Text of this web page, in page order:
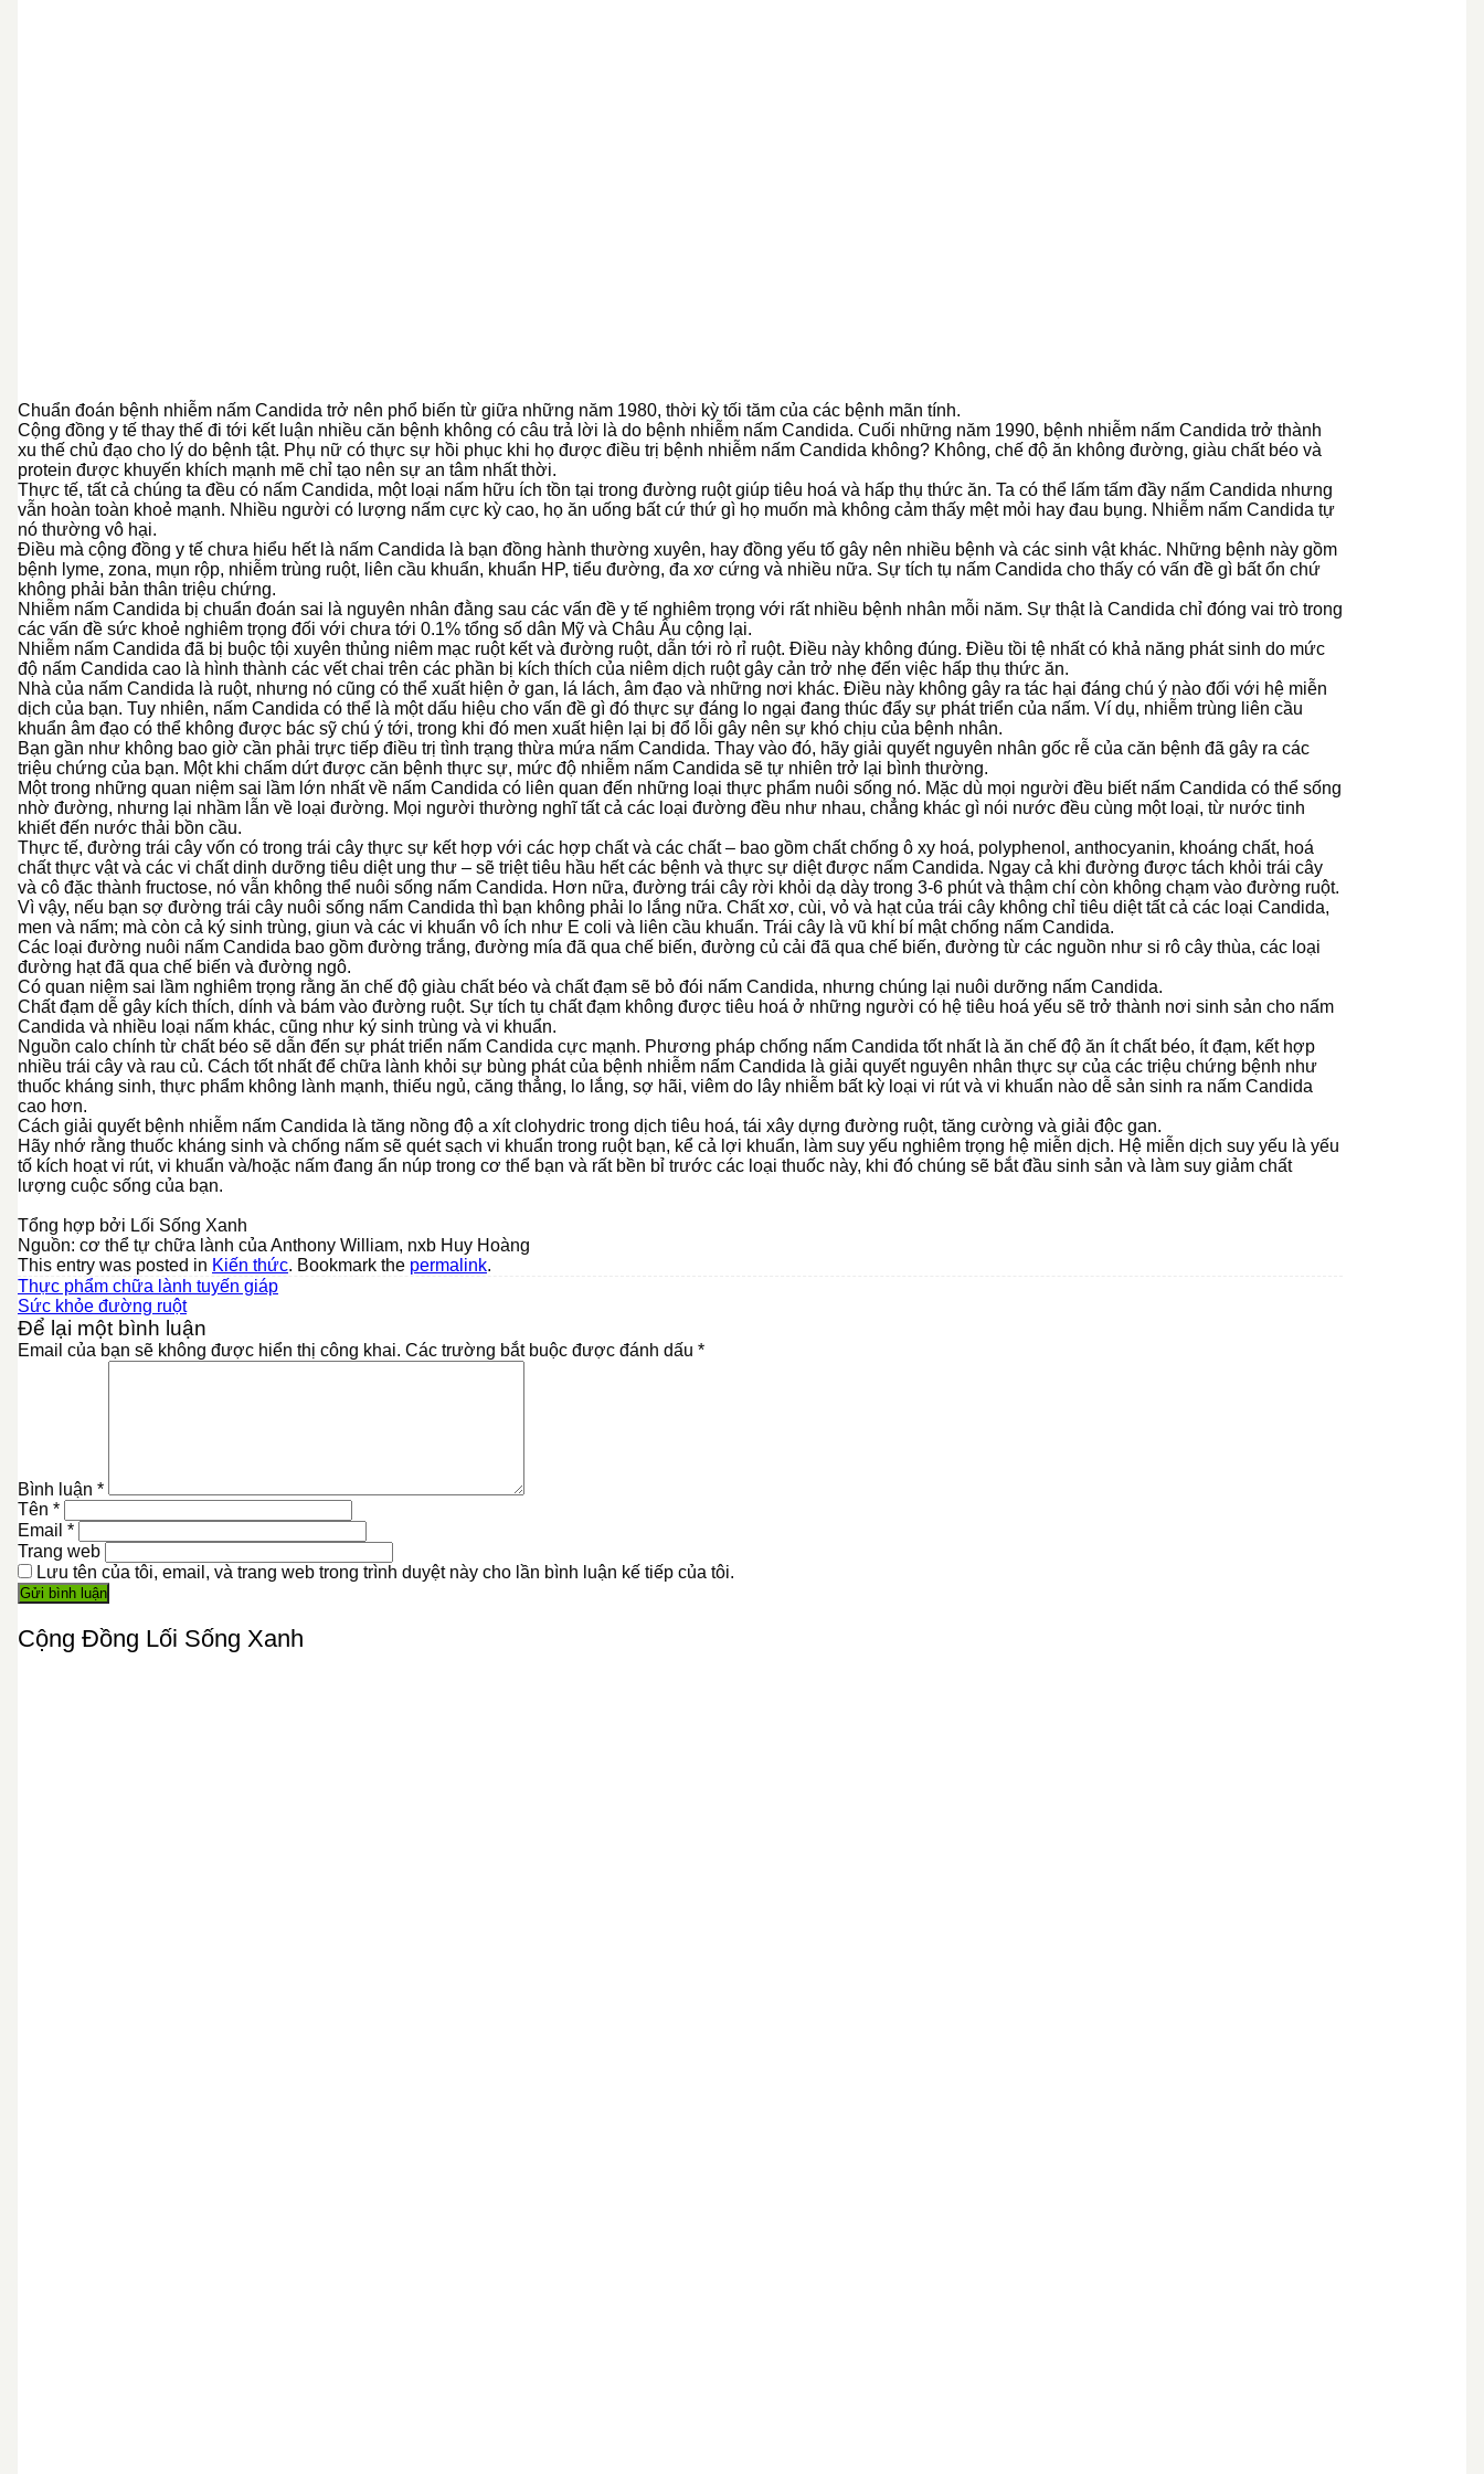
Chuẩn đoán bệnh nhiễm nấm Candida trở nên phổ biến từ giữa những năm 1980, thời kỳ tối tăm của các bệnh mãn tính.
Cộng đồng y tế thay thế đi tới kết luận nhiều căn bệnh không có câu trả lời là do bệnh nhiễm nấm Candida. Cuối những năm 1990, bệnh nhiễm nấm Candida trở thành
xu thế chủ đạo cho lý do bệnh tật. Phụ nữ có thực sự hồi phục khi họ được điều trị bệnh nhiễm nấm Candida không? Không, chế độ ăn không đường, giàu chất béo và
protein được khuyến khích mạnh mẽ chỉ tạo nên sự an tâm nhất thời.
Thực tế, tất cả chúng ta đều có nấm Candida, một loại nấm hữu ích tồn tại trong đường ruột giúp tiêu hoá và hấp thụ thức ăn. Ta có thể lấm tấm đầy nấm Candida nhưng
vẫn hoàn toàn khoẻ mạnh. Nhiều người có lượng nấm cực kỳ cao, họ ăn uống bất cứ thứ gì họ muốn mà không cảm thấy mệt mỏi hay đau bụng. Nhiễm nấm Candida tự
nó thường vô hại.
Điều mà cộng đồng y tế chưa hiểu hết là nấm Candida là bạn đồng hành thường xuyên, hay đồng yếu tố gây nên nhiều bệnh và các sinh vật khác. Những bệnh này gồm
bệnh lyme, zona, mụn rộp, nhiễm trùng ruột, liên cầu khuẩn, khuẩn HP, tiểu đường, đa xơ cứng và nhiều nữa. Sự tích tụ nấm Candida cho thấy có vấn đề gì bất ổn chứ
không phải bản thân triệu chứng.
Nhiễm nấm Candida bị chuẩn đoán sai là nguyên nhân đằng sau các vấn đề y tế nghiêm trọng với rất nhiều bệnh nhân mỗi năm. Sự thật là Candida chỉ đóng vai trò trong
các vấn đề sức khoẻ nghiêm trọng đối với chưa tới 0.1% tổng số dân Mỹ và Châu Âu cộng lại.
Nhiễm nấm Candida đã bị buộc tội xuyên thủng niêm mạc ruột kết và đường ruột, dẫn tới rò rỉ ruột. Điều này không đúng. Điều tồi tệ nhất có khả năng phát sinh do mức
độ nấm Candida cao là hình thành các vết chai trên các phần bị kích thích của niêm dịch ruột gây cản trở nhẹ đến việc hấp thụ thức ăn.
Nhà của nấm Candida là ruột, nhưng nó cũng có thể xuất hiện ở gan, lá lách, âm đạo và những nơi khác. Điều này không gây ra tác hại đáng chú ý nào đối với hệ miễn
dịch của bạn. Tuy nhiên, nấm Candida có thể là một dấu hiệu cho vấn đề gì đó thực sự đáng lo ngại đang thúc đẩy sự phát triển của nấm. Ví dụ, nhiễm trùng liên cầu
khuẩn âm đạo có thể không được bác sỹ chú ý tới, trong khi đó men xuất hiện lại bị đổ lỗi gây nên sự khó chịu của bệnh nhân.
Bạn gần như không bao giờ cần phải trực tiếp điều trị tình trạng thừa mứa nấm Candida. Thay vào đó, hãy giải quyết nguyên nhân gốc rễ của căn bệnh đã gây ra các
triệu chứng của bạn. Một khi chấm dứt được căn bệnh thực sự, mức độ nhiễm nấm Candida sẽ tự nhiên trở lại bình thường.
Một trong những quan niệm sai lầm lớn nhất về nấm Candida có liên quan đến những loại thực phẩm nuôi sống nó. Mặc dù mọi người đều biết nấm Candida có thể sống
nhờ đường, nhưng lại nhầm lẫn về loại đường. Mọi người thường nghĩ tất cả các loại đường đều như nhau, chẳng khác gì nói nước đều cùng một loại, từ nước tinh
khiết đến nước thải bồn cầu.
Thực tế, đường trái cây vốn có trong trái cây thực sự kết hợp với các hợp chất và các chất – bao gồm chất chống ô xy hoá, polyphenol, anthocyanin, khoáng chất, hoá
chất thực vật và các vi chất dinh dưỡng tiêu diệt ung thư – sẽ triệt tiêu hầu hết các bệnh và thực sự diệt được nấm Candida. Ngay cả khi đường được tách khỏi trái cây
và cô đặc thành fructose, nó vẫn không thể nuôi sống nấm Candida. Hơn nữa, đường trái cây rời khỏi dạ dày trong 3-6 phút và thậm chí còn không chạm vào đường ruột.
Vì vậy, nếu bạn sợ đường trái cây nuôi sống nấm Candida thì bạn không phải lo lắng nữa. Chất xơ, cùi, vỏ và hạt của trái cây không chỉ tiêu diệt tất cả các loại Candida,
men và nấm; mà còn cả ký sinh trùng, giun và các vi khuẩn vô ích như E coli và liên cầu khuẩn. Trái cây là vũ khí bí mật chống nấm Candida.
Các loại đường nuôi nấm Candida bao gồm đường trắng, đường mía đã qua chế biến, đường củ cải đã qua chế biến, đường từ các nguồn như si rô cây thùa, các loại
đường hạt đã qua chế biến và đường ngô.
Có quan niệm sai lầm nghiêm trọng rằng ăn chế độ giàu chất béo và chất đạm sẽ bỏ đói nấm Candida, nhưng chúng lại nuôi dưỡng nấm Candida.
Chất đạm dễ gây kích thích, dính và bám vào đường ruột. Sự tích tụ chất đạm không được tiêu hoá ở những người có hệ tiêu hoá yếu sẽ trở thành nơi sinh sản cho nấm
Candida và nhiều loại nấm khác, cũng như ký sinh trùng và vi khuẩn.
Nguồn calo chính từ chất béo sẽ dẫn đến sự phát triển nấm Candida cực mạnh. Phương pháp chống nấm Candida tốt nhất là ăn chế độ ăn ít chất béo, ít đạm, kết hợp
nhiều trái cây và rau củ. Cách tốt nhất để chữa lành khỏi sự bùng phát của bệnh nhiễm nấm Candida là giải quyết nguyên nhân thực sự của các triệu chứng bệnh như
thuốc kháng sinh, thực phẩm không lành mạnh, thiếu ngủ, căng thẳng, lo lắng, sợ hãi, viêm do lây nhiễm bất kỳ loại vi rút và vi khuẩn nào dễ sản sinh ra nấm Candida
cao hơn.
Cách giải quyết bệnh nhiễm nấm Candida là tăng nồng độ a xít clohydric trong dịch tiêu hoá, tái xây dựng đường ruột, tăng cường và giải độc gan.
Hãy nhớ rằng thuốc kháng sinh và chống nấm sẽ quét sạch vi khuẩn trong ruột bạn, kể cả lợi khuẩn, làm suy yếu nghiêm trọng hệ miễn dịch. Hệ miễn dịch suy yếu là yếu
tố kích hoạt vi rút, vi khuẩn và/hoặc nấm đang ẩn núp trong cơ thể bạn và rất bền bỉ trước các loại thuốc này, khi đó chúng sẽ bắt đầu sinh sản và làm suy giảm chất
lượng cuộc sống của bạn.
Tổng hợp bởi Lối Sống Xanh
Nguồn: cơ thể tự chữa lành của Anthony William, nxb Huy Hoàng
This entry was posted in Kiến thức. Bookmark the permalink.
Thực phẩm chữa lành tuyến giáp
Sức khỏe đường ruột
Để lại một bình luận
Email của bạn sẽ không được hiển thị công khai. Các trường bắt buộc được đánh dấu *
Bình luận *
Tên *
Email *
Trang web
Lưu tên của tôi, email, và trang web trong trình duyệt này cho lần bình luận kế tiếp của tôi.
Cộng Đồng Lối Sống Xanh